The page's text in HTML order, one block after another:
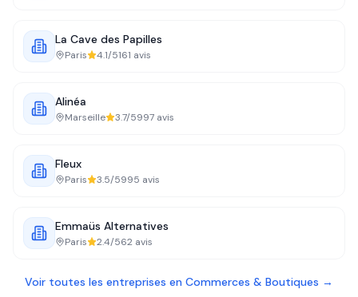
La Cave des Papilles
Paris 4.1/5161 avis
Alinéa
Marseille 3.7/5997 avis
Fleux
Paris 3.5/5995 avis
Emmaüs Alternatives
Paris 2.4/562 avis
Voir toutes les entreprises en Commerces & Boutiques →